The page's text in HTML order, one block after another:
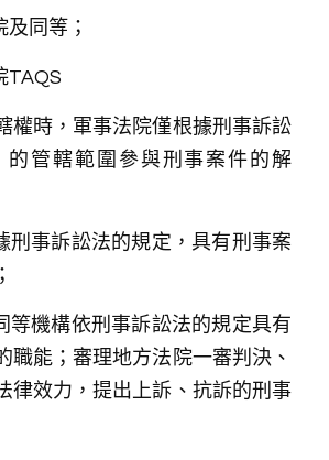
同等；
TAQS
權時，軍事法院僅根據刑事訴訟
的管轄範圍參與刑事案件的解
刑事訴訟法的規定，具有刑事案
等機構依刑事訴訟法的規定具有
職能；審理地方法院一審判決、
律效力，提出上訴、抗訴的刑事